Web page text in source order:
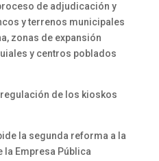
de adjudicación y
y terrenos municipales
zonas de expansión
y centros poblados
de los kioskos
la segunda reforma a la
la Empresa Pública